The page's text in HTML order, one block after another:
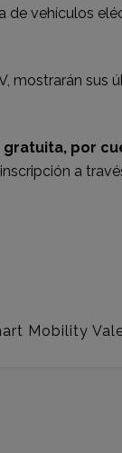
de vehículos
mostrarán sus
gratuita, por
a
Mobility